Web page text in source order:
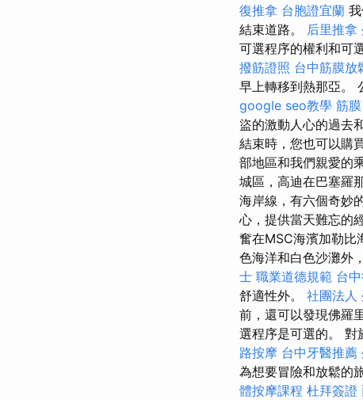
復推拿 台胞證宜蘭
結束道路。 后里推拿
可選程序的權利和可
撥筋證照 台中筋膜放
早上轉移到熱那亞。
google seo教學 筋膜
盜的激動人心的過去
結束時，您也可以購
部地區和我們親愛的
城區，高迪在巴塞羅
海岸線，有六個奇妙
心，提供當天難忘的
奮在MSC海濱加勒比
色海洋和白色沙灘外
士 職業道德規範 台
舒適性外。 社團法人
前，還可以發現佛羅
選程序是可選的。 對
路按摩 台中牙醫推薦
為想要冒險和放鬆的
體按摩課程 杜拜簽證